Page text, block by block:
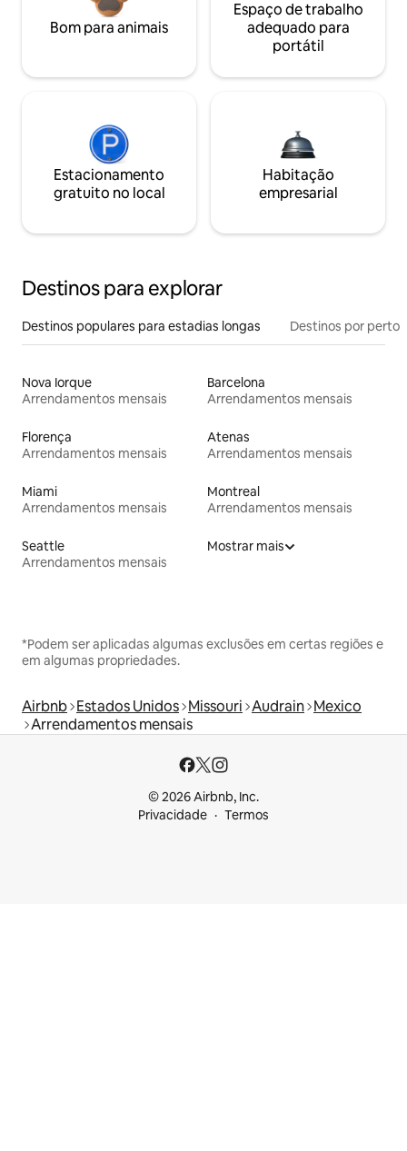
Bom para animais
Espaço de trabalho
adequado para
portátil
Estacionamento
gratuito no local
Habitação
empresarial
Destinos para explorar
Destinos populares para estadias longas Destinos por perto
Nova Iorque
Arrendamentos mensais
Barcelona
Arrendamentos mensais
Florença
Arrendamentos mensais
Atenas
Arrendamentos mensais
Miami
Arrendamentos mensais
Montreal
Arrendamentos mensais
Seattle
Arrendamentos mensais
Mostrar mais
*Podem ser aplicadas algumas exclusões em certas regiões e
em algumas propriedades.
Airbnb Estados Unidos Missouri Audrain Mexico
Arrendamentos mensais
© 2026 Airbnb, Inc.
Privacidade
Termos